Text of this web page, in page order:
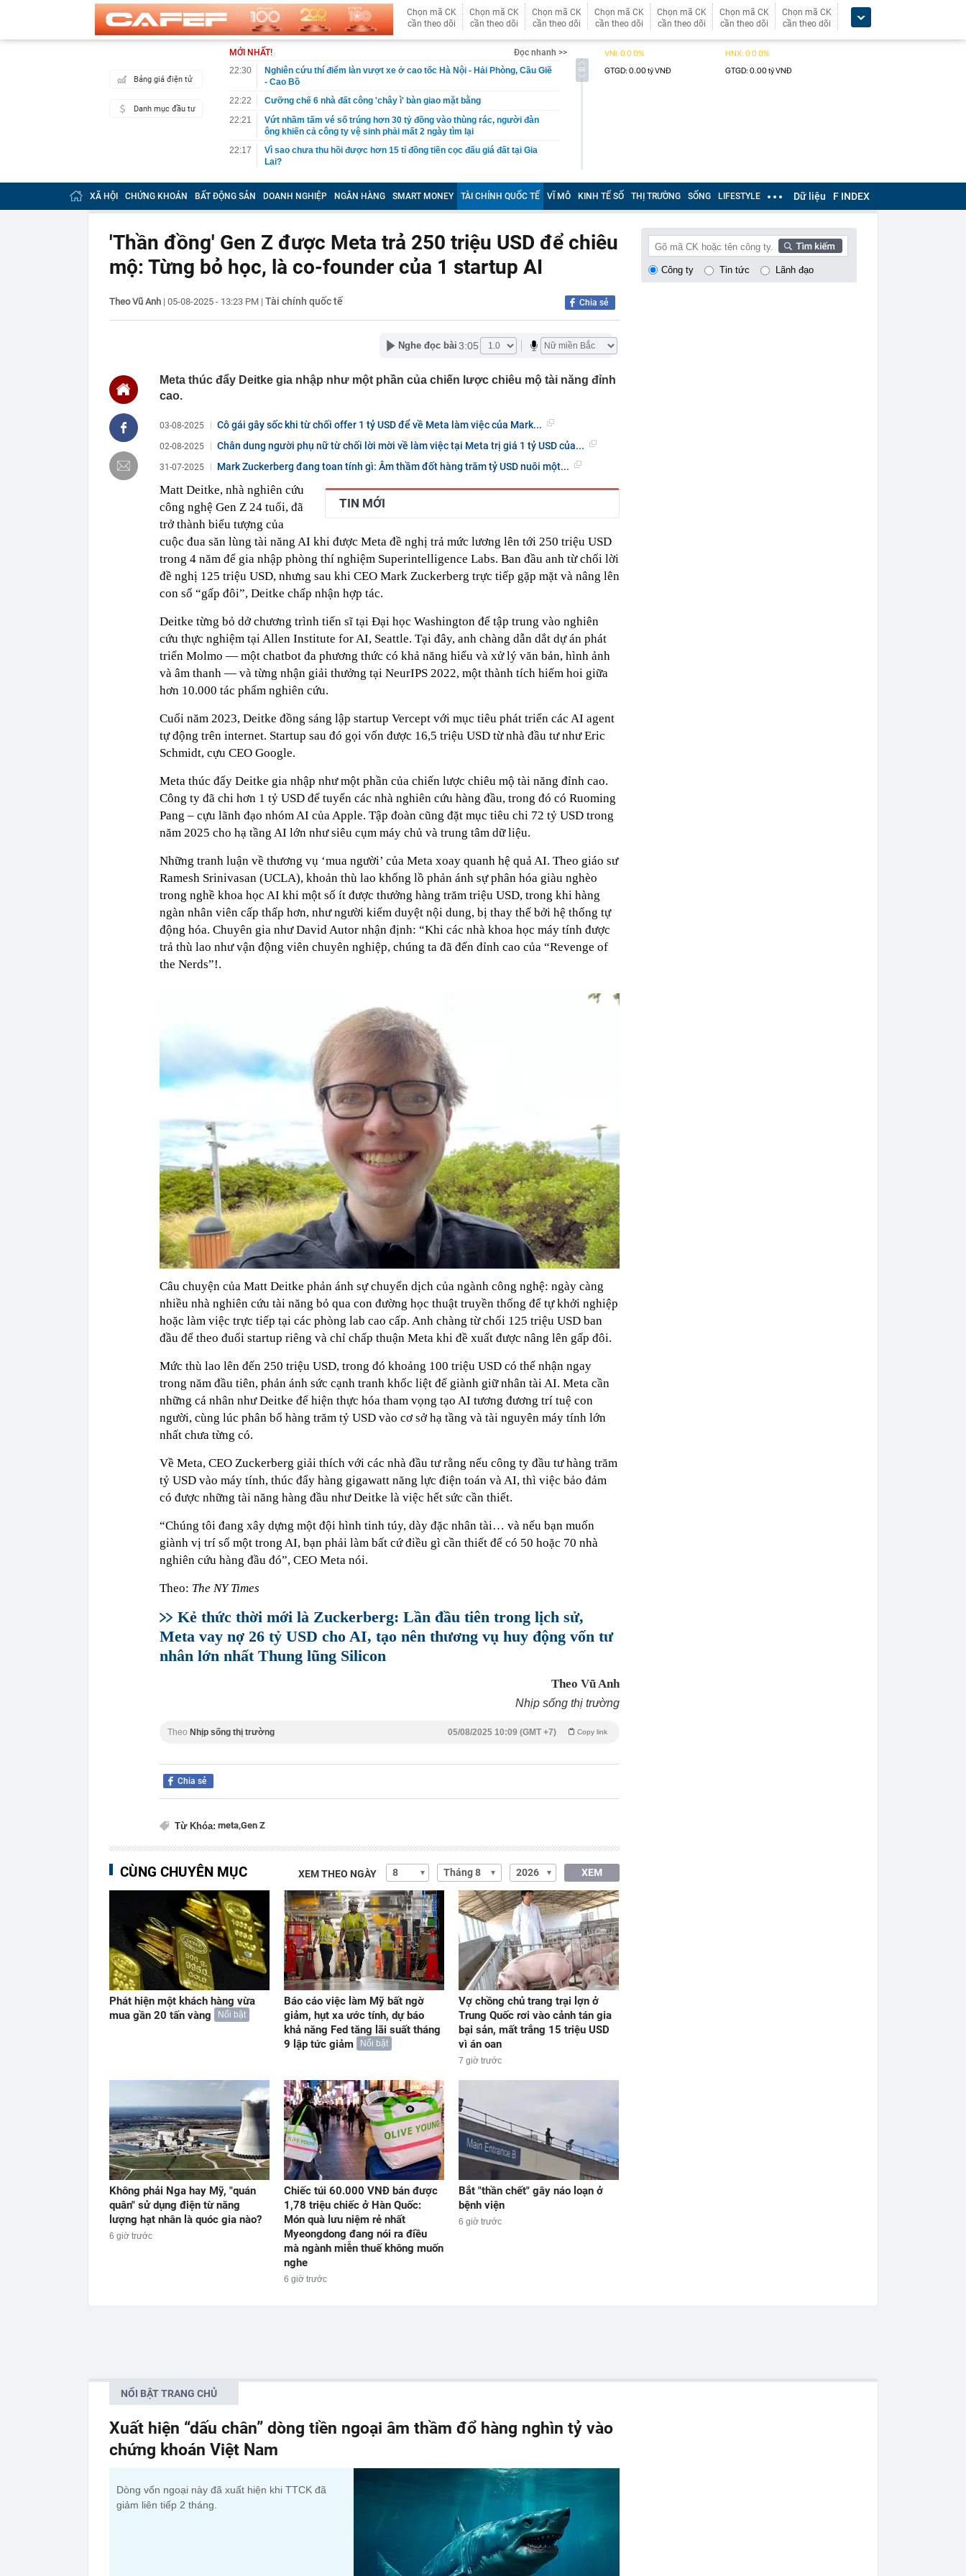
Chọn mã CK
cần theo dõi
Chọn mã CK
cần theo dõi
Chọn mã CK
cần theo dõi
Chọn mã CK
cần theo dõi
Chọn mã CK
cần theo dõi
Chọn mã CK
cần theo dõi
Chọn mã CK
cần theo dõi
Bảng giá điện tử
Danh mục đầu tư
MỚI NHẤT!
Đọc nhanh >>
22:30
Nghiên cứu thí điểm làn vượt xe ở cao tốc Hà Nội - Hải Phòng, Cầu Giẽ
- Cao Bồ
22:22
Cưỡng chế 6 nhà đất công 'chây ì' bàn giao mặt bằng
22:21
Vứt nhầm tấm vé số trúng hơn 30 tỷ đồng vào thùng rác, người đàn
ông khiến cả công ty vệ sinh phải mất 2 ngày tìm lại
22:17
Vì sao chưa thu hồi được hơn 15 tỉ đồng tiền cọc đấu giá đất tại Gia
Lai?
22:16
Giá vàng mới nhất tại Mi Hồng, Bảo Tín Mạnh Hải, DOJI, SJC, PNJ,…
22:15
Vợ chồng chủ trang trại lợn ở Trung Quốc rơi vào cảnh tán gia bại sản,
mất trắng 15 triệu USD vì án oan
chàng trai kém 4 tuổi mang 20 cây vàng hỏi cưới
22:10
Chữ “NAPAS” trên thẻ ngân hàng nghĩa là gì?
22:08
Người phụ nữ nhận được 97 triệu đồng tiền chuyển khoản nhầm liền
ngân hàng”
22:01
NSƯT Hoài Linh đi xe máy chạy show, rất đắt show
Bắt nguyên Trưởng ban quản lý chung cư ở TP.HCM lừa bán căn hộ tái
view: Vì sao những chuyện tưởng ai cũng biết lại có sức hút?
21:51
Liên tiếp bạo hành dã man con riêng của nhân tình: Dương Đại Long
khai gì?
21:45
Mẹ đỡ đầu" của giới makeup lao đao đổ nợ, mất quyền kiểm soát
chính thương hiệu của mình
21:40
Vì sao ít nhà làm cửa chính và cửa sau thông thẳng với nhau?
21:39
Mua viên nén đông y trôi nổi về dán nhãn 'lương y' để tiêu thụ
21:33
Người thay thế NSƯT Thành Lộc làm giám đốc: "Tôi nói thẳng"
21:30
Chiếc túi 60.000 VNĐ bán được 1,78 triệu chiếc ở Hàn Quốc: Món quà
lưu niệm rẻ nhất Myeongdong đang nói ra điều mà ngành miễn thuế
không muốn nghe
21:29
Chiếm đoạt 14 tỷ đồng bằng chiêu huy động tiền cho vay đáo hạn
XÃ HỘI CHỨNG KHOÁN BẤT ĐỘNG SẢN DOANH NGHIỆP NGÂN HÀNG SMART MONEY TÀI CHÍNH QUỐC TẾ VĨ MÔ KINH TẾ SỐ THỊ TRƯỜNG SỐNG LIFESTYLE Dữ liệu F INDEX
'Thần đồng' Gen Z được Meta trả 250 triệu USD để chiêu
mộ: Từng bỏ học, là co-founder của 1 startup AI
Theo Vũ Anh | 05-08-2025 - 13:23 PM | Tài chính quốc tế Chia sẻ
Nghe đọc bài 3:05
Meta thúc đẩy Deitke gia nhập như một phần của chiến lược chiêu mộ tài năng đỉnh
cao.
03-08-2025 Cô gái gây sốc khi từ chối offer 1 tỷ USD để về Meta làm việc của Mark...
02-08-2025 Chân dung người phụ nữ từ chối lời mời về làm việc tại Meta trị giá 1 tỷ USD của...
31-07-2025 Mark Zuckerberg đang toan tính gì: Âm thầm đốt hàng trăm tỷ USD nuôi một...
TIN MỚI
Matt Deitke, nhà nghiên cứu
công nghệ Gen Z 24 tuổi, đã
trở thành biểu tượng của
cuộc đua săn lùng tài năng AI khi được Meta đề nghị trả mức lương lên tới 250 triệu USD
trong 4 năm để gia nhập phòng thí nghiệm Superintelligence Labs. Ban đầu anh từ chối lời
đề nghị 125 triệu USD, nhưng sau khi CEO Mark Zuckerberg trực tiếp gặp mặt và nâng lên
con số “gấp đôi”, Deitke chấp nhận hợp tác.
Deitke từng bỏ dở chương trình tiến sĩ tại Đại học Washington để tập trung vào nghiên
cứu thực nghiệm tại Allen Institute for AI, Seattle. Tại đây, anh chàng dẫn dắt dự án phát
triển Molmo — một chatbot đa phương thức có khả năng hiểu và xử lý văn bản, hình ảnh
và âm thanh — và từng nhận giải thưởng tại NeurIPS 2022, một thành tích hiếm hoi giữa
hơn 10.000 tác phẩm nghiên cứu.
Cuối năm 2023, Deitke đồng sáng lập startup Vercept với mục tiêu phát triển các AI agent
tự động trên internet. Startup sau đó gọi vốn được 16,5 triệu USD từ nhà đầu tư như Eric
Schmidt, cựu CEO Google.
Meta thúc đẩy Deitke gia nhập như một phần của chiến lược chiêu mộ tài năng đỉnh cao.
Công ty đã chi hơn 1 tỷ USD để tuyển các nhà nghiên cứu hàng đầu, trong đó có Ruoming
Pang – cựu lãnh đạo nhóm AI của Apple. Tập đoàn cũng đặt mục tiêu chi 72 tỷ USD trong
năm 2025 cho hạ tầng AI lớn như siêu cụm máy chủ và trung tâm dữ liệu.
Những tranh luận về thương vụ ‘mua người’ của Meta xoay quanh hệ quả AI. Theo giáo sư
Ramesh Srinivasan (UCLA), khoản thù lao khổng lồ phản ánh sự phân hóa giàu nghèo
trong nghề khoa học AI khi một số ít được thưởng hàng trăm triệu USD, trong khi hàng
ngàn nhân viên cấp thấp hơn, như người kiểm duyệt nội dung, bị thay thế bởi hệ thống tự
động hóa. Chuyên gia như David Autor nhận định: “Khi các nhà khoa học máy tính được
trả thù lao như vận động viên chuyên nghiệp, chúng ta đã đến đỉnh cao của “Revenge of
the Nerds”!.
Câu chuyện của Matt Deitke phản ánh sự chuyển dịch của ngành công nghệ: ngày càng
nhiều nhà nghiên cứu tài năng bỏ qua con đường học thuật truyền thống để tự khởi nghiệp
hoặc làm việc trực tiếp tại các phòng lab cao cấp. Anh chàng từ chối 125 triệu USD ban
đầu để theo đuổi startup riêng và chỉ chấp thuận Meta khi đề xuất được nâng lên gấp đôi.
Mức thù lao lên đến 250 triệu USD, trong đó khoảng 100 triệu USD có thể nhận ngay
trong năm đầu tiên, phản ánh sức cạnh tranh khốc liệt để giành giữ nhân tài AI. Meta cần
những cá nhân như Deitke để hiện thực hóa tham vọng tạo AI tương đương trí tuệ con
người, cùng lúc phân bổ hàng trăm tỷ USD vào cơ sở hạ tầng và tài nguyên máy tính lớn
nhất chưa từng có.
Về Meta, CEO Zuckerberg giải thích với các nhà đầu tư rằng nếu công ty đầu tư hàng trăm
tỷ USD vào máy tính, thúc đẩy hàng gigawatt năng lực điện toán và AI, thì việc bảo đảm
có được những tài năng hàng đầu như Deitke là việc hết sức cần thiết.
“Chúng tôi đang xây dựng một đội hình tinh túy, dày đặc nhân tài… và nếu bạn muốn
giành vị trí số một trong AI, bạn phải làm bất cứ điều gì cần thiết để có 50 hoặc 70 nhà
nghiên cứu hàng đầu đó”, CEO Meta nói.
Theo: The NY Times
Kẻ thức thời mới là Zuckerberg: Lần đầu tiên trong lịch sử,
Meta vay nợ 26 tỷ USD cho AI, tạo nên thương vụ huy động vốn tư
nhân lớn nhất Thung lũng Silicon
Theo Vũ Anh
Nhịp sống thị trường
Theo Nhịp sống thị trường Copy link
05/08/2025 10:09 (GMT +7)
Chia sẻ
Từ Khóa: meta,Gen Z
CÙNG CHUYÊN MỤC XEM THEO NGÀY XEM
Phát hiện một khách hàng vừa
mua gần 20 tấn vàng
Nổi bật
Báo cáo việc làm Mỹ bất ngờ
giảm, hụt xa ước tính, dự báo
khả năng Fed tăng lãi suất tháng
9 lập tức giảm
Nổi bật
Vợ chồng chủ trang trại lợn ở
Trung Quốc rơi vào cảnh tán gia
bại sản, mất trắng 15 triệu USD
vì án oan
7 giờ trước
Không phải Nga hay Mỹ, "quán
quân" sử dụng điện từ năng
lượng hạt nhân là quóc gia nào?
6 giờ trước
Chiếc túi 60.000 VNĐ bán được
1,78 triệu chiếc ở Hàn Quốc:
Món quà lưu niệm rẻ nhất
Myeongdong đang nói ra điều
mà ngành miễn thuế không muốn
nghe
6 giờ trước
Bắt "thần chết" gây náo loạn ở
bệnh viện
6 giờ trước
Công ty Tin tức Lãnh đạo
NỔI BẬT TRANG CHỦ
Xuất hiện “dấu chân” dòng tiền ngoại âm thầm đổ hàng nghìn tỷ vào
chứng khoán Việt Nam
Dòng vốn ngoại này đã xuất hiện khi TTCK đã
giảm liên tiếp 2 tháng.